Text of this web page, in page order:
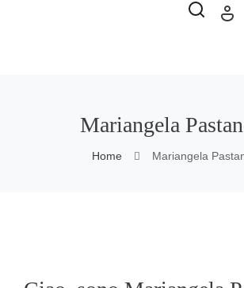
Mariangela
Home Mariangela